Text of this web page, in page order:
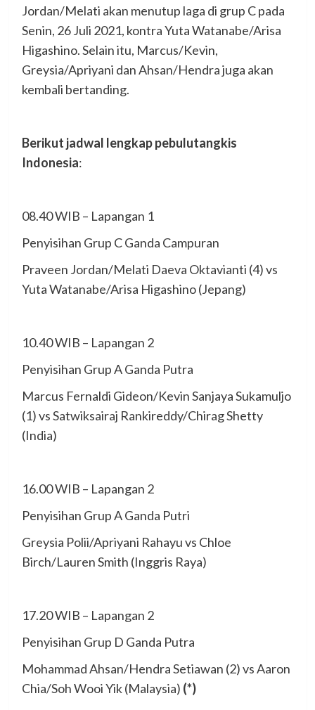
Jordan/Melati akan menutup laga di grup C pada
Senin, 26 Juli 2021, kontra Yuta Watanabe/Arisa
Higashino. Selain itu, Marcus/Kevin,
Greysia/Apriyani dan Ahsan/Hendra juga akan
kembali bertanding.
Berikut jadwal lengkap pebulutangkis
Indonesia:
08.40 WIB – Lapangan 1
Penyisihan Grup C Ganda Campuran
Praveen Jordan/Melati Daeva Oktavianti (4) vs
Yuta Watanabe/Arisa Higashino (Jepang)
10.40 WIB – Lapangan 2
Penyisihan Grup A Ganda Putra
Marcus Fernaldi Gideon/Kevin Sanjaya Sukamuljo
(1) vs Satwiksairaj Rankireddy/Chirag Shetty
(India)
16.00 WIB – Lapangan 2
Penyisihan Grup A Ganda Putri
Greysia Polii/Apriyani Rahayu vs Chloe
Birch/Lauren Smith (Inggris Raya)
17.20 WIB – Lapangan 2
Penyisihan Grup D Ganda Putra
Mohammad Ahsan/Hendra Setiawan (2) vs Aaron
Chia/Soh Wooi Yik (Malaysia) (*)